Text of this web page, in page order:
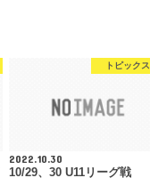
トピックス
2022.10.30
10/29、30 U11リーグ戦